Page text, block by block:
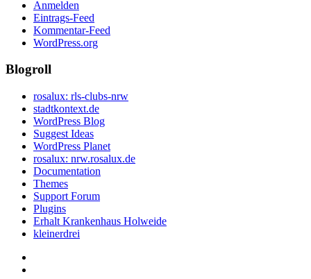
Anmelden
Eintrags-Feed
Kommentar-Feed
WordPress.org
Blogroll
rosalux: rls-clubs-nrw
stadtkontext.de
WordPress Blog
Suggest Ideas
WordPress Planet
rosalux: nrw.rosalux.de
Documentation
Themes
Support Forum
Plugins
Erhalt Krankenhaus Holweide
kleinerdrei